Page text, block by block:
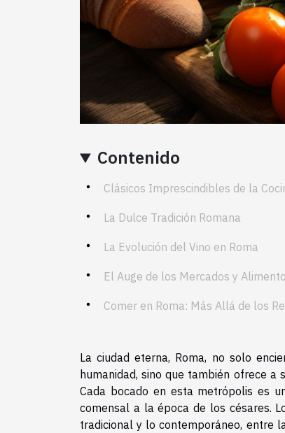
Contenido
Clásicos Imprescindibles de la
La Dulce Tradición Romana
La Evolución del Vino en Roma
El Auge de los Mercados y
Comer en Roma: Más Allá de los
La ciudad eterna, Roma, no solo
humanidad, sino que también ofrece
Cada bocado en esta metrópolis es
comensal a la época de los césares.
tradicional y lo contemporáneo, entre